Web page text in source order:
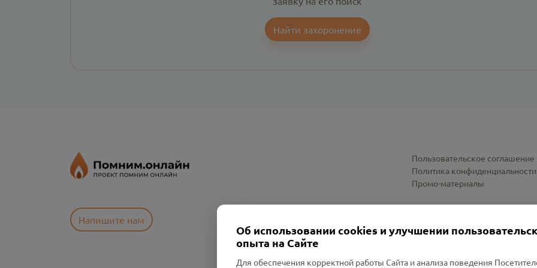
Найти захоронение
Напишите нам
Пользовательское соглашение
Политика конфиденциальности
Промо-материалы
Об использовании cookies и улучшении
опыта на Сайте
Для обеспечения корректной работы Сайта и анализа поведения